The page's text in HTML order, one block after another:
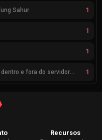
Sahur 1
1
1
Saadhak afirma “muitos desafios, dentro e fora do servidor” sobre a jornada até a classificação 1
Recursos